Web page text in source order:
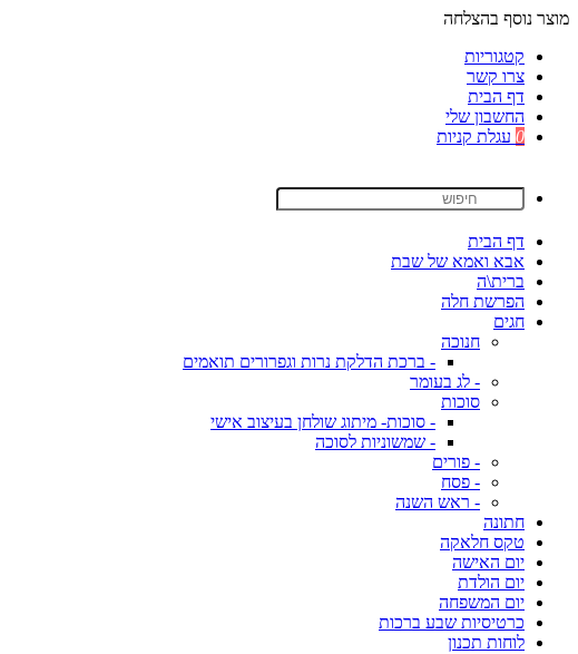
מוצר נוסף בהצלחה
קטגוריות
צרו קשר
דף הבית
החשבון שלי
0 עגלת קניות
דף הבית
אבא ואמא של שבת
ברית\ה
הפרשת חלה
חגים
חנוכה
- ברכת הדלקת נרות וגפרורים תואמים
- לג בעומר
סוכות
- סוכות- מיתוג שולחן בעיצוב אישי
- שמשוניות לסוכה
- פורים
- פסח
- ראש השנה
חתונה
טקס חלאקה
יום האישה
יום הולדת
יום המשפחה
כרטיסיות שבע ברכות
לוחות תכנון